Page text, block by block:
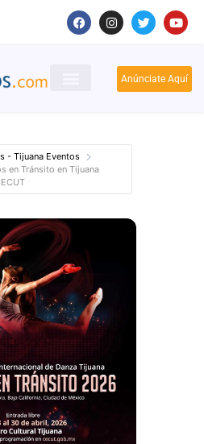
Anúnciate Aquí
- Tijuana Eventos
en Tránsito en Tijuana